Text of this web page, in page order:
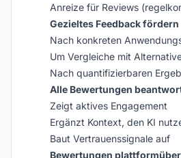
Anreize für Reviews
Gezieltes Feedback fördern
Nach konkreten
Um Vergleiche mit
Nach quantifizierbaren
Alle Bewertungen
Zeigt aktives Engagement
Ergänzt Kontext, den KI
Baut Vertrauenssignale auf
Bewertungen